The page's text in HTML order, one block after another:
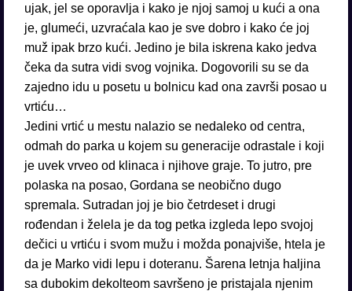
ujak, jel se oporavlja i kako je njoj samoj u kući a ona
je, glumeći, uzvraćala kao je sve dobro i kako će joj
muž ipak brzo kući. Jedino je bila iskrena kako jedva
čeka da sutra vidi svog vojnika. Dogovorili su se da
zajedno idu u posetu u bolnicu kad ona završi posao u
vrtiću…
Jedini vrtić u mestu nalazio se nedaleko od centra,
odmah do parka u kojem su generacije odrastale i koji
je uvek vrveo od klinaca i njihove graje. To jutro, pre
polaska na posao, Gordana se neobično dugo
spremala. Sutradan joj je bio četrdeset i drugi
rođendan i želela je da tog petka izgleda lepo svojoj
dečici u vrtiću i svom mužu i možda ponajviše, htela je
da je Marko vidi lepu i doteranu. Šarena letnja haljina
sa dubokim dekolteom savršeno je pristajala njenim